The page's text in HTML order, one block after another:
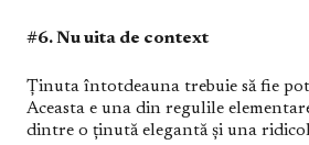
#6. Nu uita de context
Ținuta întotdeauna trebuie să fie
Aceasta e una din regulile
dintre o ținută elegantă și una